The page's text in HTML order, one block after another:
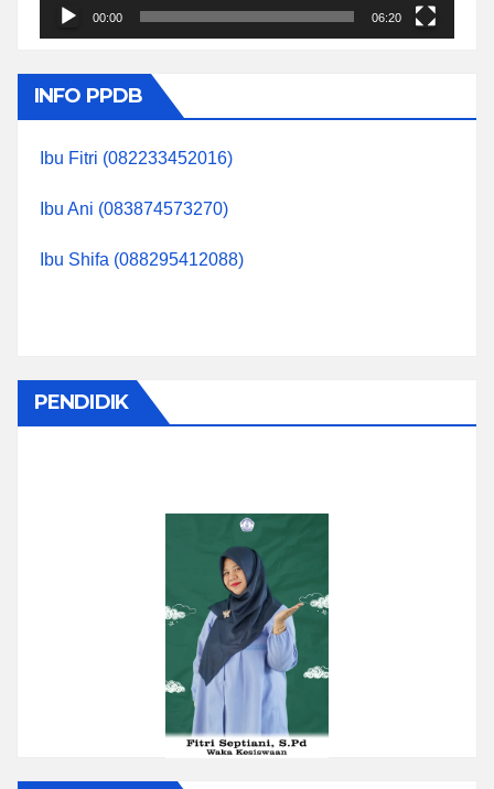
00:00 06:20
INFO PPDB
Ibu Fitri (082233452016)
Ibu Ani (083874573270)
Ibu Shifa (088295412088)
PENDIDIK